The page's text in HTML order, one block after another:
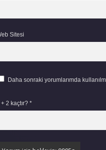
Sitesi
Daha sonraki yorumlarımda
2 kaçtır? *